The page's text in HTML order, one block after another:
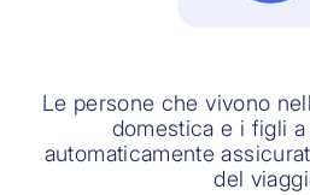
Le persone che vivono
domestica e i figli
automaticamente
del